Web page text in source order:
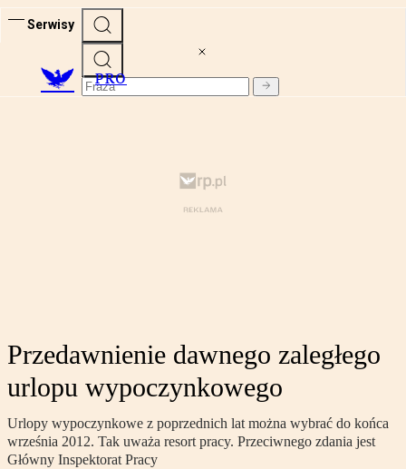
Serwisy
PRO
Przedawnienie dawnego zaległego
urlopu wypoczynkowego
Urlopy wypoczynkowe z poprzednich lat można wybrać do końca
września 2012. Tak uważa resort pracy. Przeciwnego zdania jest
Główny Inspektorat Pracy